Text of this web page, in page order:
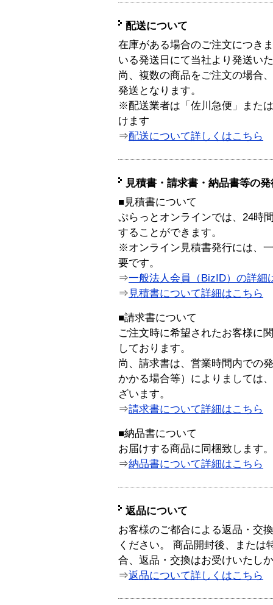
配送について
在庫がある場合のご注文につき
いる発送日にて当社より発送い
尚、複数の商品をご注文の場合
発送となります。
※配送業者は「佐川急便」また
けます
⇒配送について詳しくはこちら
見積書・請求書・納品書等の
■見積書について
ぷらっとオンラインでは、24時
することができます。
※オンライン見積書発行には、
要です。
⇒一般法人会員（BizID）の詳細
⇒ 見積書について詳細はこちら
■請求書について
ご注文時に希望されたお客様に
しております。
尚、請求書は、営業時間内での
かかる場合等）によりましては
ざいます。
⇒請求書について詳細はこちら
■納品書について
お届けする商品に同梱致します。
⇒納品書について詳細はこちら
返品について
お客様のご都合による返品・交
ください。 商品開封後、または
合、返品・交換はお受けいたし
⇒返品について詳しくはこちら